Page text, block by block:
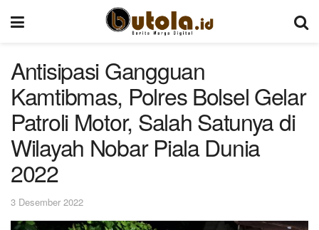
Antisipasi Gangguan
Kamtibmas, Polres Bolsel Gelar
Patroli Motor, Salah Satunya di
Wilayah Nobar Piala Dunia
2022
3 Desember 2022